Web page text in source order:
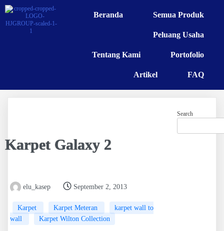
Beranda Semua Produk
Peluang Usaha
Tentang Kami Portofolio
Artikel FAQ
Karpet Galaxy 2
elu_kasep September 2, 2013
Karpet Karpet Meteran
karpet wall to
wall
Karpet Wilton Collection
Search